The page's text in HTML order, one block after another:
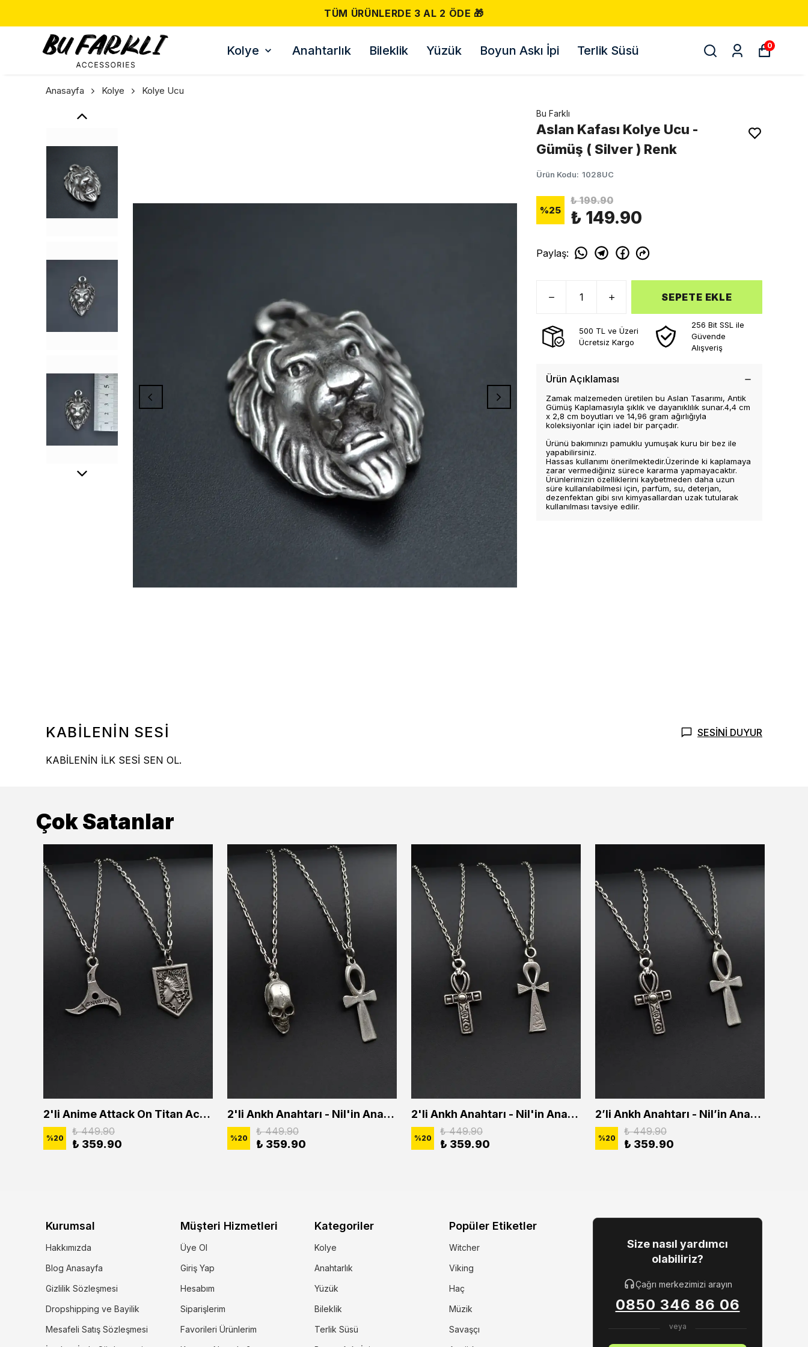
Kolye Anahtarlık Bileklik Yüzük Boyun Askı İpi Terlik Süsü 0
Anasayfa Kolye Kolye Ucu
Bu Farklı
Aslan Kafası Kolye Ucu -
Gümüş ( Silver ) Renk
Ürün Kodu: 1028UC
%25
₺ 199.90
₺ 149.90
Paylaş:
SEPETE EKLE
500 TL ve Üzeri
Ücretsiz Kargo
256 Bit SSL ile
Güvende
Alışveriş
Ürün Açıklaması
Zamak malzemeden üretilen bu Aslan Tasarımı, Antik
Gümüş Kaplamasıyla şıklık ve dayanıklılık sunar.4,4 cm
x 2,8 cm boyutları ve 14,96 gram ağırlığıyla
koleksiyonlar için iadel bir parçadır.
Ürünü bakımınızı pamuklu yumuşak kuru bir bez ile
yapabilirsiniz.
Hassas kullanımı önerilmektedir.Üzerinde ki kaplamaya
zarar vermediğiniz sürece kararma yapmayacaktır.
Ürünlerimizin özelliklerini kaybetmeden daha uzun
süre kullanılabilmesi için, parfüm, su, deterjan,
dezenfektan gibi sıvı kimyasallardan uzak tutularak
kullanılması tavsiye edilir.
KABİLENİN SESİ SESİNİ DUYUR
KABİLENİN İLK SESİ SEN OL.
Çok Satanlar
2'li Anime Attack On Titan Acrylic Maria Anime Naruto Erkek Kadın Kolye Seti
%20
₺ 449.90
₺ 359.90
2'li Ankh Anahtarı - Nil'in Anahtarı - Kuru Kafa Erkek Kadın Kolye Seti
%20
₺ 449.90
₺ 359.90
2'li Ankh Anahtarı - Nil'in Anahtarı Erkek Kadın Kolye Seti
%20
₺ 449.90
₺ 359.90
2’li Ankh Anahtarı - Nil’in Anahtarı Erkek Kadın Kolye Seti
%20
₺ 449.90
₺ 359.90
Kurumsal
Hakkımızda
Blog Anasayfa
Gizlilik Sözleşmesi
Dropshipping ve Bayilik
Mesafeli Satış Sözleşmesi
Müşteri Hizmetleri
Üye Ol
Giriş Yap
Hesabım
Siparişlerim
Favorileri Ürünlerim
Kategoriler
Kolye
Anahtarlık
Yüzük
Bileklik
Terlik Süsü
Popüler Etiketler
Witcher
Viking
Haç
Müzik
Savaşçı
Size nasıl yardımcı
olabiliriz?
Çağrı merkezimizi arayın
0850 346 86 06